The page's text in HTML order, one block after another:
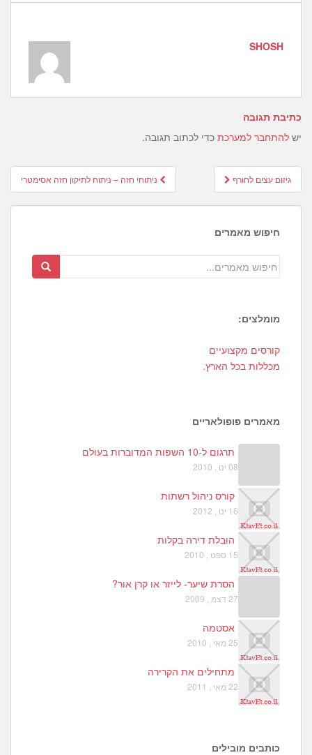
SHOSH
כתיבת תגובה
יש להתחבר למערכת כדי לכתוב תגובה.
Post
navigation
ניתוחי חזה – ניתוח לתיקון חזה אסימטרי גיזום עצים לחורף
חיפוש מאמרים
מומלצים:
1
0
קורסים מקצועיים
מכללות בכל הארץ.
מאמרים פופולאריים
תרגום ל-10 השפות המדוברות בעולם
08 ינו , 2010
קורס ניהול רשתות
16 ינו , 2012
הובלת דירה בקלות
15 ספט , 2010
הסרת שיער- לייזר או קרן אור?
27 דצמ , 2009
אסטמה
25 מאי , 2010
מתחילים את הקרירה
22 מאי , 2011
כותבים מובילים